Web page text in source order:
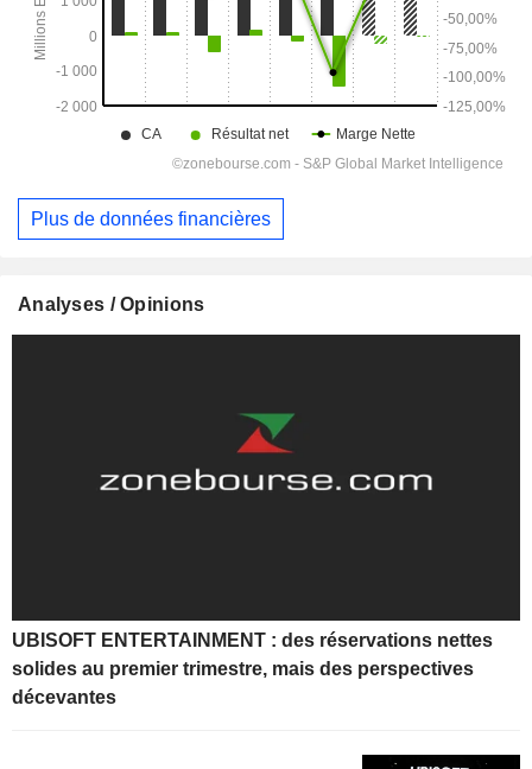
Plus de données financières
Analyses / Opinions
UBISOFT ENTERTAINMENT : des réservations nettes
solides au premier trimestre, mais des perspectives
décevantes